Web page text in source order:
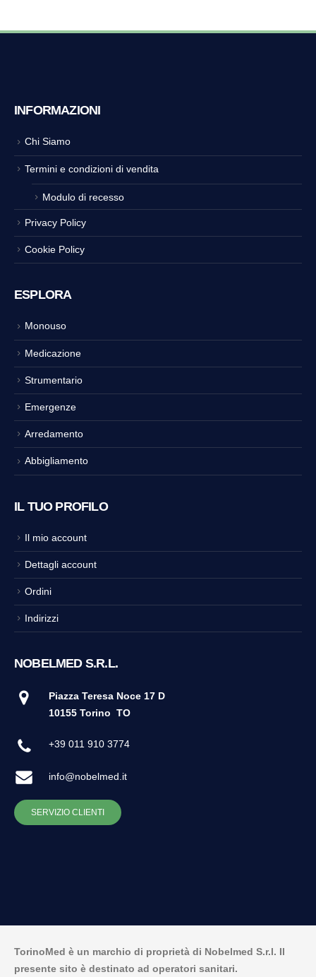
INFORMAZIONI
Chi Siamo
Termini e condizioni di vendita
Modulo di recesso
Privacy Policy
Cookie Policy
ESPLORA
Monouso
Medicazione
Strumentario
Emergenze
Arredamento
Abbigliamento
IL TUO PROFILO
Il mio account
Dettagli account
Ordini
Indirizzi
NOBELMED S.R.L.
Piazza Teresa Noce 17 D
10155 Torino TO
+39 011 910 3774
info@nobelmed.it
SERVIZIO CLIENTI
TorinoMed è un marchio di proprietà di Nobelmed S.r.l. Il
presente sito è destinato ad operatori sanitari.